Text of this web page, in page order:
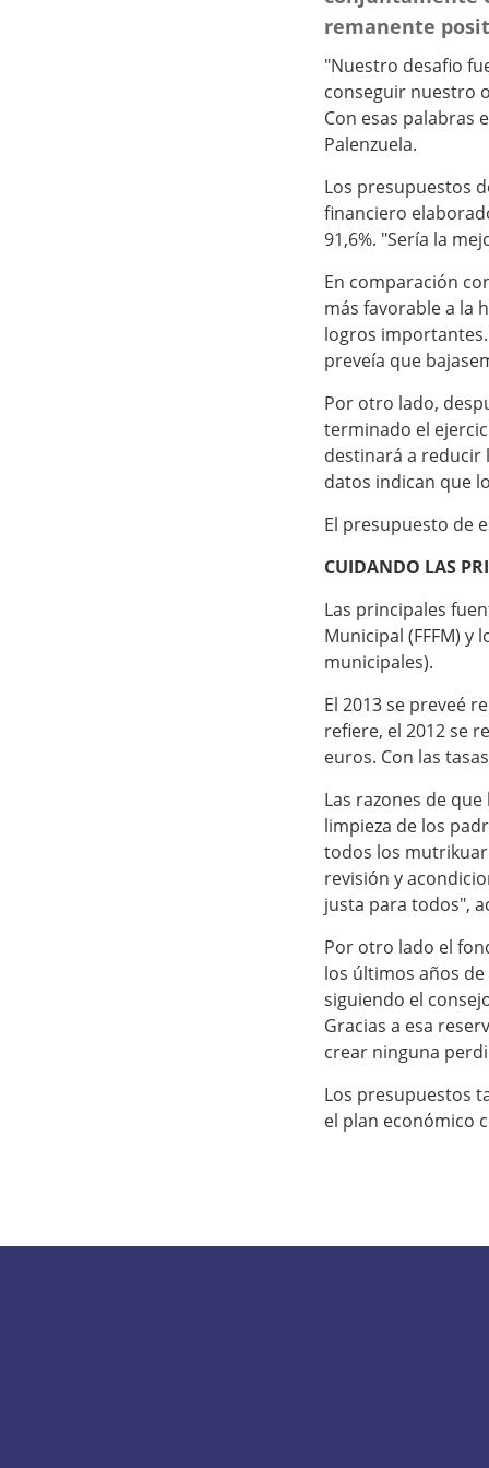
remanente
"Nuestro desafio
conseguir nuestro
Con esas palabras
Palenzuela.
Los presupuestos
financiero
91,6%. "Sería la
En comparación
más favorable a la
logros
preveía que
Por otro lado,
terminado el
destinará a reducir
datos indican que
El presupuesto de
CUIDANDO LAS
Las principales
Municipal (FFFM)
municipales).
El 2013 se preveé
refiere, el 2012 se
euros. Con las
Las razones de
limpieza de los
todos los
revisión y
justa para todos",
Por otro lado el
los últimos años
siguiendo el
Gracias a esa
crear ninguna
Los presupuestos
el plan económico